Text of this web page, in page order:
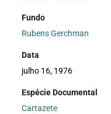
Fundo
Rubens Gerchman
Data
julho 16, 1976
Espécie Documental
Cartazete